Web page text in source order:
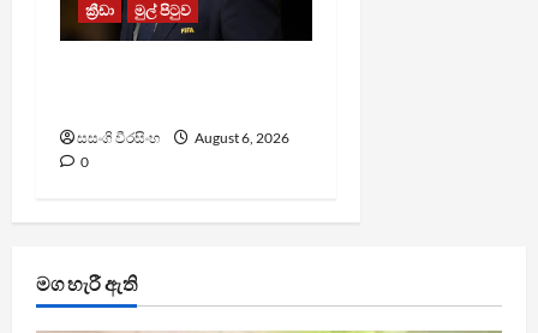
ක්‍රීඩා මුල් පිටුව
සසංගි වීරසිංහ
August 6, 2026
0
මග හැරී ඇති